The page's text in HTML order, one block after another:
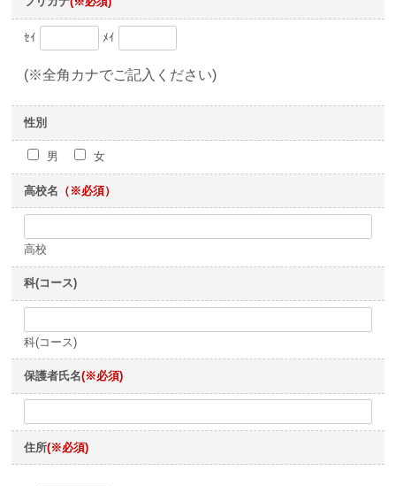
ｾｲ ﾒｲ
(※全角カナでご記入ください)
性別
男 女
高校名 （※必須）
高校
科(コース)
科(コース)
保護者氏名(※必須)
住所(※必須)